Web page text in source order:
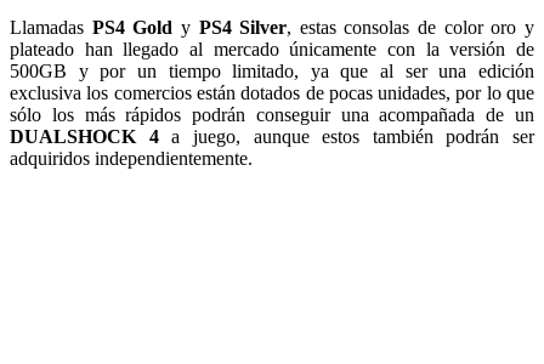
Llamadas PS4 Gold y PS4 Silver, estas consolas de color oro y
plateado han llegado al mercado únicamente con la versión de
500GB y por un tiempo limitado, ya que al ser una edición
exclusiva los comercios están dotados de pocas unidades, por lo que
sólo los más rápidos podrán conseguir una acompañada de un
DUALSHOCK 4a juego, aunque estos también podrán ser
adquiridos independientemente.